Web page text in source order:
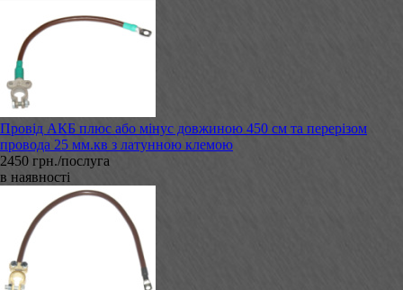
Провід АКБ плюс або мінус довжиною 450 см та перерізом
провода 25 мм.кв з латунною клемою
2450 грн./послуга
в наявності